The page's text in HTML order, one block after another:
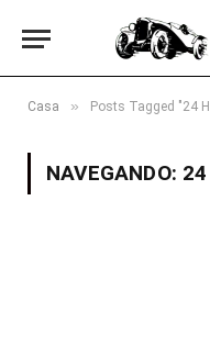
Casa » Posts Tagged "24
NAVEGANDO: